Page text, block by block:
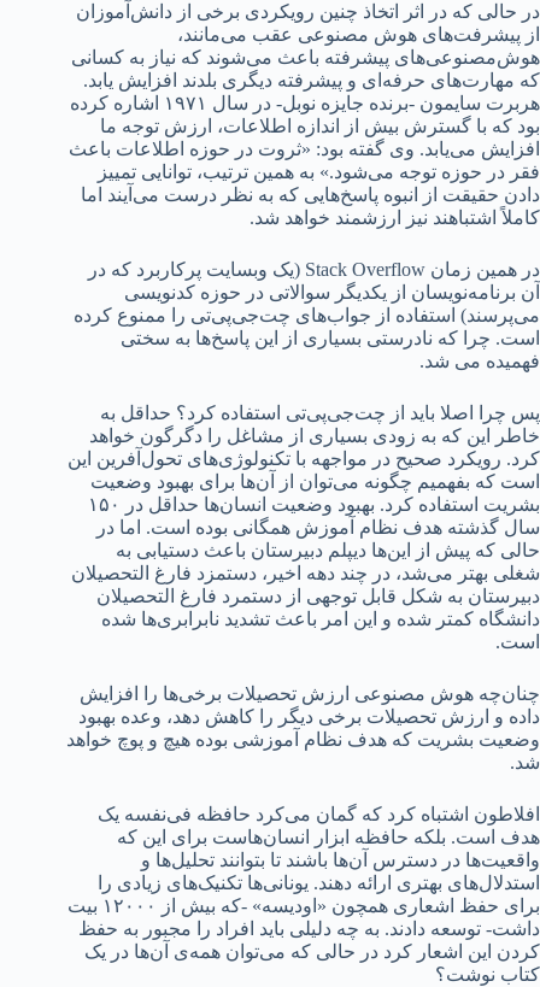
در حالی که در اثر اتخاذ چنین رویکردی برخی از دانش‌آموزان
از پیشرفت‌های هوش مصنوعی عقب می‌مانند،
هوش‌مصنوعی‌های پیشرفته باعث می‌شوند که نیاز به کسانی
که مهارت‌های حرفه‌ای و پیشرفته دیگری بلدند افزایش یابد.
هربرت سایمون -برنده جایزه نوبل- در سال ۱۹۷۱ اشاره کرده
بود که با گسترش بیش از اندازه اطلاعات، ارزش توجه ما
افزایش می‌یابد. وی گفته بود: «ثروت در حوزه اطلاعات باعث
فقر در حوزه توجه می‌شود.» به همین ترتیب، توانایی تمییز
دادن حقیقت از انبوه پاسخ‌هایی که به نظر درست می‌آیند اما
کاملاً اشتباهند نیز ارزشمند خواهد شد.
در همین زمان Stack Overflow (یک وبسایت پرکاربرد که در
آن برنامه‌نویسان از یکدیگر سوالاتی در حوزه کدنویسی
می‌پرسند) استفاده از جواب‌های چت‌جی‌پی‌تی را ممنوع کرده
است. چرا که نادرستی بسیاری از این پاسخ‌ها به سختی
فهمیده می شد.
پس چرا اصلا باید از چت‌جی‌پی‌تی استفاده کرد؟ حداقل به
خاطر این که به زودی بسیاری از مشاغل را دگرگون خواهد
کرد. رویکرد صحیح در مواجهه با تکنولوژی‌های تحول‌آفرین این
است که بفهمیم چگونه می‌توان از آن‌ها برای بهبود وضعیت
بشریت استفاده کرد. بهبود وضعیت انسان‌ها حداقل در ۱۵۰
سال گذشته هدف نظام آموزش همگانی بوده است. اما در
حالی که پیش از این‌ها دیپلم دبیرستان باعث دستیابی به
شغلی بهتر می‌شد، در چند دهه‌ اخیر، دستمزد فارغ التحصیلان
دبیرستان به شکل قابل توجهی از دستمرد فارغ التحصیلان
دانشگاه کمتر شده و این امر باعث تشدید نابرابری‌ها شده
است.
چنان‌چه هوش مصنوعی ارزش تحصیلات برخی‌ها را افزایش
داده و ارزش تحصیلات برخی دیگر را کاهش دهد، وعده بهبود
وضعیت بشریت که هدف نظام آموزشی بوده هیچ و پوچ خواهد
شد.
افلاطون اشتباه کرد که گمان می‌کرد حافظه فی‌نفسه یک
هدف است. بلکه حافظه ابزار انسان‌هاست برای این که
واقعیت‌ها در دسترس آن‌ها باشند تا بتوانند تحلیل‌ها و
استدلال‌های بهتری ارائه دهند. یونانی‌ها تکنیک‌های زیادی را
برای حفظ اشعاری همچون «اودیسه» -که بیش از ۱۲۰۰۰ بیت
داشت- توسعه دادند. به چه دلیلی باید افراد را مجبور به حفظ
کردن این اشعار کرد در حالی که می‌توان همه‌ی آن‌ها در یک
کتاب نوشت؟